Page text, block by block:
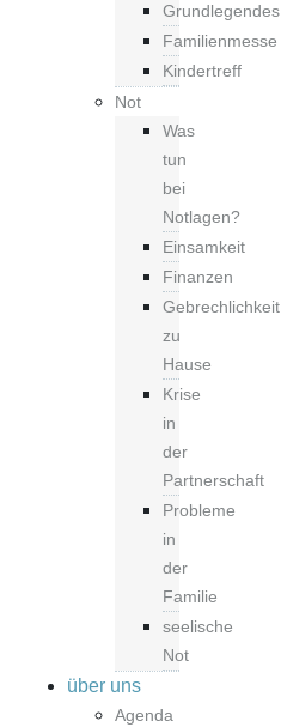
Grundlegendes
Familienmesse
Kindertreff
Not
Was
tun
bei
Notlagen?
Einsamkeit
Finanzen
Gebrechlichkeit
zu
Hause
Krise
in
der
Partnerschaft
Probleme
in
der
Familie
seelische
Not
über uns
Agenda